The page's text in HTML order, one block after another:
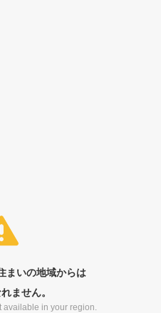
まいの地域からは
ません。
available in your region.